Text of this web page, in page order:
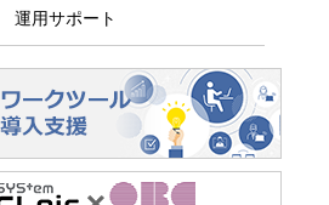
運用サポート